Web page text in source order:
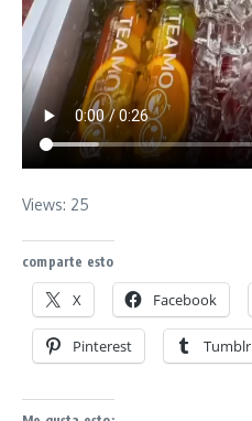
Views: 25
comparte esto
X Facebook
Pinterest Tumblr